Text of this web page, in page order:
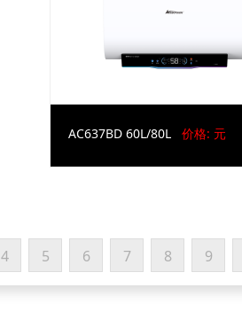
AC637BD 60L/80L 价格: 元
4 5 6 7 8 9